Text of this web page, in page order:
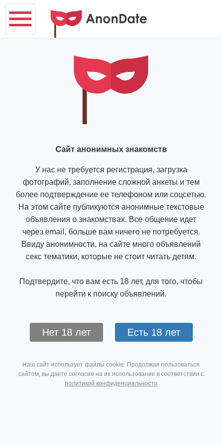
Сайт анонимных знакомств
У нас не требуется регистрация, загрузка
фотографий, заполнение сложной анкеты и тем
более подтверждение ее телефоном или соцсетью.
На этом сайте публикуются анонимные текстовые
объявления о знакомствах. Все общение идет
через email, больше вам ничего не потребуется.
Ввиду анонимности, на сайте много объявлений
секс тематики, которые не стоит читать детям.
Подтвердите, что вам есть 18 лет, для того, чтобы
перейти к поиску объявлений.
Нет 18 лет Есть 18 лет
Наш сайт использует файлы cookie. Продолжая пользоваться
сайтом, вы даете согласие на их использование в соответствии с
политикой конфиденциальности